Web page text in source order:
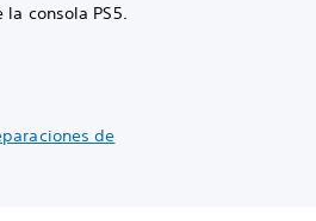
consola PS5.
de